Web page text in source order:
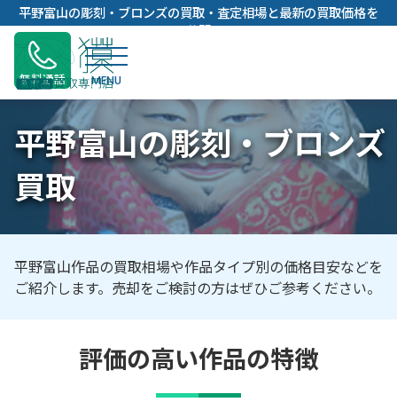
内
容
キ
プ
平野富山の彫刻・ブロンズの買取・査定相場と最新の買取価格を
公開
無料通話
平野富山の彫刻・ブロンズ
買取
平野富山作品の買取相場や作品タイプ別の価格目安などを
ご紹介します。売却をご検討の方はぜひご参考ください。
評価の高い作品の特徴